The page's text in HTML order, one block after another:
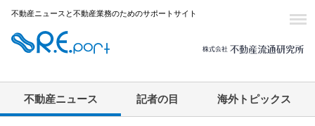
不動産ニュースと不動産業務のためのサポートサイト
不動産ニュース 記者の目 海外トピックス